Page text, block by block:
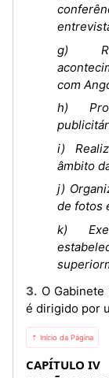
g)
com
h)
i)
âmbito
j)
de fotos
k)
3. O Gabinete de Informação, Fotografia e Exposição
é dirigido por
⇡ Início da Página
CAPÍTULO IV